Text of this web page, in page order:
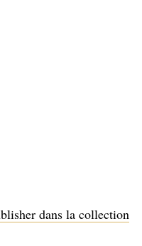
dans la collection